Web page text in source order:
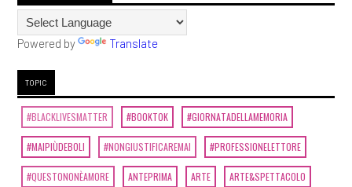
Powered by Translate
TOPIC
#BLACKLIVESMATTER #BOOKTOK #GIORNATADELLAMEMORIA
#MAIPIÙDEBOLI #NONGIUSTIFICAREMAI #PROFESSIONELETTORE
#QUESTONONÈAMORE ANTEPRIMA ARTE ARTE&SPETTACOLO